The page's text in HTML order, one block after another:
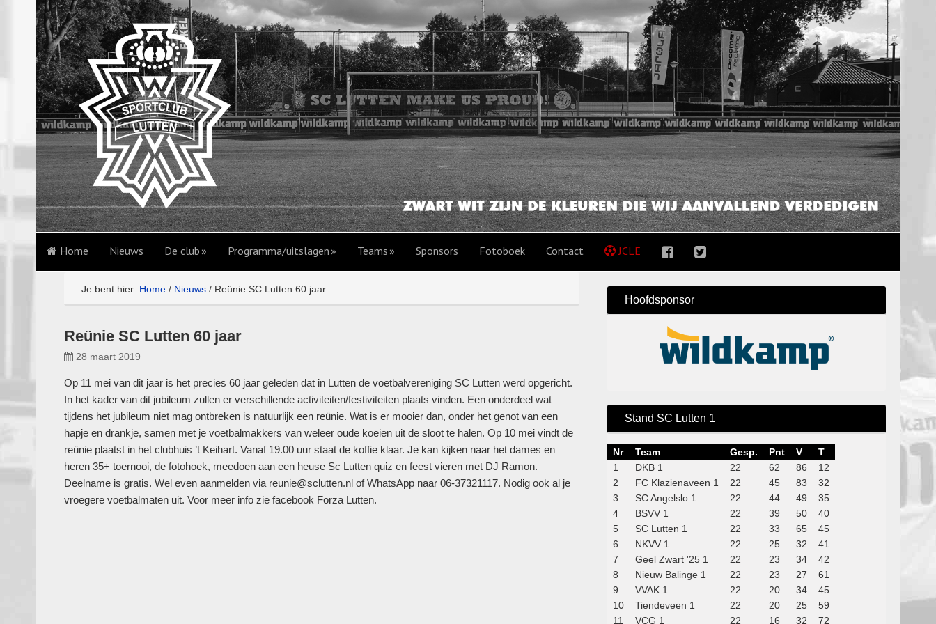
Home Nieuws De club Programma/uitslagen Teams Sponsors Fotoboek Contact JCLE
Je bent hier: Home / Nieuws / Reünie SC Lutten 60 jaar
Reünie SC Lutten 60 jaar
28 maart 2019
Op 11 mei van dit jaar is het precies 60 jaar geleden dat in Lutten de voetbalvereniging SC Lutten werd opgericht.
In het kader van dit jubileum zullen er verschillende activiteiten/festiviteiten plaats vinden. Een onderdeel wat
tijdens het jubileum niet mag ontbreken is natuurlijk een reünie. Wat is er mooier dan, onder het genot van een
hapje en drankje, samen met je voetbalmakkers van weleer oude koeien uit de sloot te halen. Op 10 mei vindt de
reünie plaatst in het clubhuis ’t Keihart. Vanaf 19.00 uur staat de koffie klaar. Je kan kijken naar het dames en
heren 35+ toernooi, de fotohoek, meedoen aan een heuse Sc Lutten quiz en feest vieren met DJ Ramon.
Deelname is gratis. Wel even aanmelden via reunie@sclutten.nl of WhatsApp naar 06-37321117. Nodig ook al je
vroegere voetbalmaten uit. Voor meer info zie facebook Forza Lutten.
Hoofdsponsor
Stand SC Lutten 1
Nr Team Gesp. Pnt V
T
1
DKB 1 22 62 86
12
2
FC Klazienaveen 1 22 45 83
32
3
SC Angelslo 1 22 44 49
35
4
BSVV 1 22 39 50
40
5
SC Lutten 1 22 33 65
45
6
NKVV 1 22 25 32
41
7
Geel Zwart '25 1 22 23 34
42
8
Nieuw Balinge 1 22 23 27
61
9
VVAK 1 22 20 34
45
10
Tiendeveen 1 22 20 25
59
11
VCG 1 22 16 32 72